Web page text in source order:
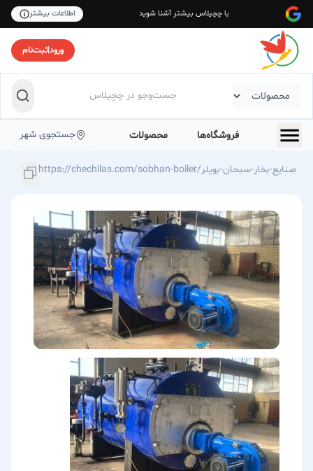
با چچیلاس بیشتر آشنا شوید اطلاعات بیشتر
ورود|ثبت‌نام
فروشگاه‌ها محصولات جستجوی شهر
https://chechilas.com/sobhan-boiler/صنایع-بخار-سبحان-بویلر